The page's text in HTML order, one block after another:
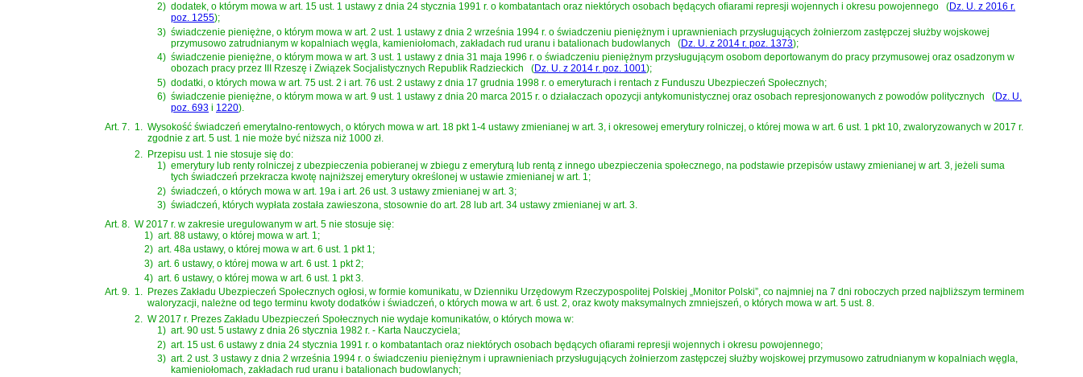
2) dodatek, o którym mowa w art. 15 ust. 1 ustawy z dnia 24 stycznia 1991 r. o kombatantach oraz niektórych osobach będących ofiarami represji wojennych i okresu powojennego (Dz. U. z 2016 r.
poz. 1255);
3) świadczenie pieniężne, o którym mowa w art. 2 ust. 1 ustawy z dnia 2 września 1994 r. o świadczeniu pieniężnym i uprawnieniach przysługujących żołnierzom zastępczej służby wojskowej
przymusowo zatrudnianym w kopalniach węgla, kamieniołomach, zakładach rud uranu i batalionach budowlanych
(Dz. U. z 2014 r. poz. 1373);
4) świadczenie pieniężne, o którym mowa w art. 3 ust. 1 ustawy z dnia 31 maja 1996 r. o świadczeniu pieniężnym przysługującym osobom deportowanym do pracy przymusowej oraz osadzonym w
obozach pracy przez III Rzeszę i Związek Socjalistycznych Republik Radzieckich
(Dz. U. z 2014 r. poz. 1001);
5) dodatki, o których mowa w art. 75 ust. 2 i art. 76 ust. 2 ustawy z dnia 17 grudnia 1998 r. o emeryturach i rentach z Funduszu Ubezpieczeń Społecznych;
6) świadczenie pieniężne, o którym mowa w art. 9 ust. 1 ustawy z dnia 20 marca 2015 r. o działaczach opozycji antykomunistycznej oraz osobach represjonowanych z powodów politycznych (Dz. U.
poz. 693 i 1220).
Art. 7. 1. Wysokość świadczeń emerytalno-rentowych, o których mowa w art. 18 pkt 1-4 ustawy zmienianej w art. 3, i okresowej emerytury rolniczej, o której mowa w art. 6 ust. 1 pkt 10, zwaloryzowanych w 2017 r.
zgodnie z art. 5 ust. 1 nie może być niższa niż 1000 zł.
2. Przepisu ust. 1 nie stosuje się do:
1) emerytury lub renty rolniczej z ubezpieczenia pobieranej w zbiegu z emeryturą lub rentą z innego ubezpieczenia społecznego, na podstawie przepisów ustawy zmienianej w art. 3, jeżeli suma
tych świadczeń przekracza kwotę najniższej emerytury określonej w ustawie zmienianej w art. 1;
2) świadczeń, o których mowa w art. 19a i art. 26 ust. 3 ustawy zmienianej w art. 3;
3) świadczeń, których wypłata została zawieszona, stosownie do art. 28 lub art. 34 ustawy zmienianej w art. 3.
Art. 8.
W 2017 r. w zakresie uregulowanym w art. 5 nie stosuje się:
1) art. 88 ustawy, o której mowa w art. 1;
2) art. 48a ustawy, o której mowa w art. 6 ust. 1 pkt 1;
3) art. 6 ustawy, o której mowa w art. 6 ust. 1 pkt 2;
4) art. 6 ustawy, o której mowa w art. 6 ust. 1 pkt 3.
Art. 9. 1. Prezes Zakładu Ubezpieczeń Społecznych ogłosi, w formie komunikatu, w Dzienniku Urzędowym Rzeczypospolitej Polskiej „Monitor Polski”, co najmniej na 7 dni roboczych przed najbliższym terminem
waloryzacji, należne od tego terminu kwoty dodatków i świadczeń, o których mowa w art. 6 ust. 2, oraz kwoty maksymalnych zmniejszeń, o których mowa w art. 5 ust. 8.
2. W 2017 r. Prezes Zakładu Ubezpieczeń Społecznych nie wydaje komunikatów, o których mowa w:
1) art. 90 ust. 5 ustawy z dnia 26 stycznia 1982 r. - Karta Nauczyciela;
2) art. 15 ust. 6 ustawy z dnia 24 stycznia 1991 r. o kombatantach oraz niektórych osobach będących ofiarami represji wojennych i okresu powojennego;
3) art. 2 ust. 3 ustawy z dnia 2 września 1994 r. o świadczeniu pieniężnym i uprawnieniach przysługujących żołnierzom zastępczej służby wojskowej przymusowo zatrudnianym w kopalniach węgla,
kamieniołomach, zakładach rud uranu i batalionach budowlanych;